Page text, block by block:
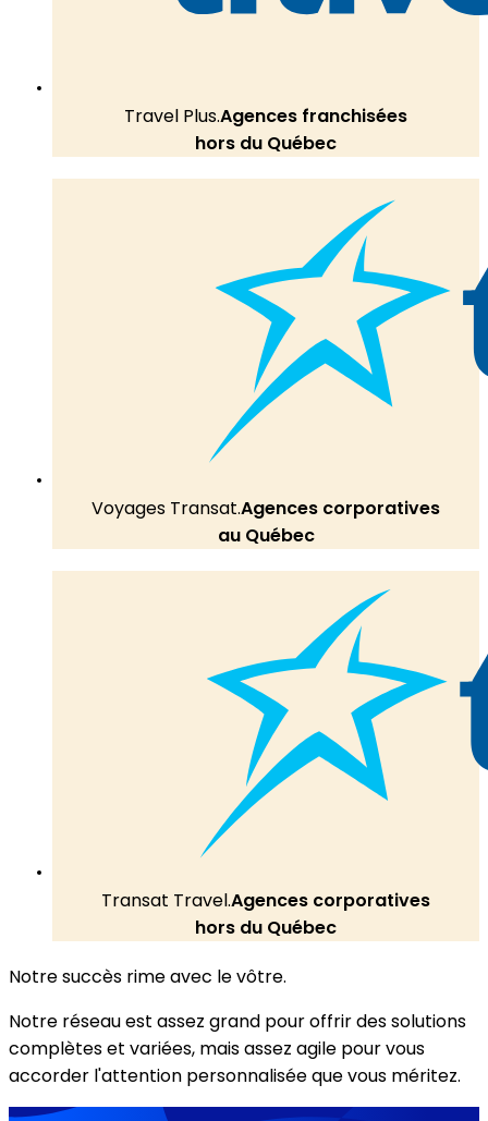
Travel Plus.Agences franchisées
hors du Québec
Voyages Transat.Agences corporatives
au Québec
Transat Travel.Agences corporatives
hors du Québec
Notre succès rime avec le vôtre.
Notre réseau est assez grand pour offrir des solutions
complètes et variées, mais assez agile pour vous
accorder l'attention personnalisée que vous méritez.